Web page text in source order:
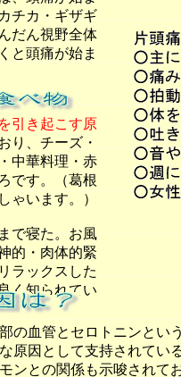
チカ・ギザギ
だん視野全体
と頭痛が始ま
引き起こす原
り、チーズ・
中華料理・赤
です。（葛根
ゃいます。）
で寝た。お風
的・肉体的緊
ラックスした
く知られてい
の血管とセロトニンとい
原因として支持されてい
ンとの関係も示唆されて